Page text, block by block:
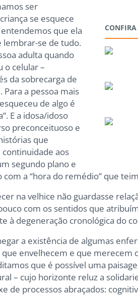
CONFIRA
ser
se esquece
que ela
se de tudo.
adulta quando
o celular –
da sobrecarga de
Para a pessoa mais
de algo é
E a idosa/idoso
preconceituoso e
que
aos
segundo plano e
a “hora do remédio” que
na velhice não guardasse
com os sentidos que
à degeneração cronológica do
a existência de algumas
envelhecem e que merecem
que é possível uma
– cujo horizonte reluz a
de processos abraçados: